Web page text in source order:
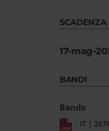
17-mag-
BANDI
Bando
IT |